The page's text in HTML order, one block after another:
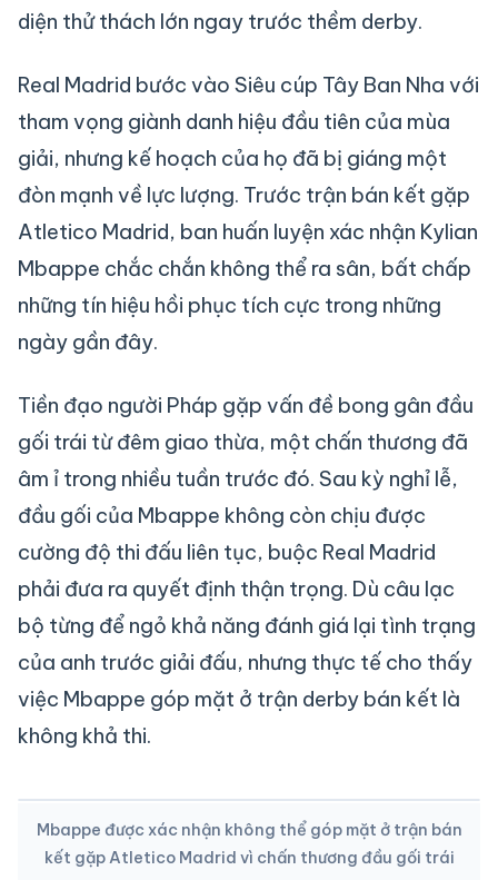
diện thử thách lớn ngay trước thềm derby.
Real Madrid bước vào Siêu cúp Tây Ban Nha với
tham vọng giành danh hiệu đầu tiên của mùa
giải, nhưng kế hoạch của họ đã bị giáng một
đòn mạnh về lực lượng. Trước trận bán kết gặp
Atletico Madrid, ban huấn luyện xác nhận Kylian
Mbappe chắc chắn không thể ra sân, bất chấp
những tín hiệu hồi phục tích cực trong những
ngày gần đây.
Tiền đạo người Pháp gặp vấn đề bong gân đầu
gối trái từ đêm giao thừa, một chấn thương đã
âm ỉ trong nhiều tuần trước đó. Sau kỳ nghỉ lễ,
đầu gối của Mbappe không còn chịu được
cường độ thi đấu liên tục, buộc Real Madrid
phải đưa ra quyết định thận trọng. Dù câu lạc
bộ từng để ngỏ khả năng đánh giá lại tình trạng
của anh trước giải đấu, nhưng thực tế cho thấy
việc Mbappe góp mặt ở trận derby bán kết là
không khả thi.
Mbappe được xác nhận không thể góp mặt ở trận bán
kết gặp Atletico Madrid vì chấn thương đầu gối trái